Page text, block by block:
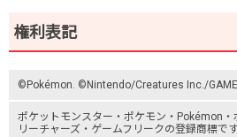
権利表記
©Pokémon. ©Nintendo/Creatures Inc./GAME
ポケットモンスター ・ポケモン・Pokémon・
リーチャーズ ・ ゲームフリークの登録商標です